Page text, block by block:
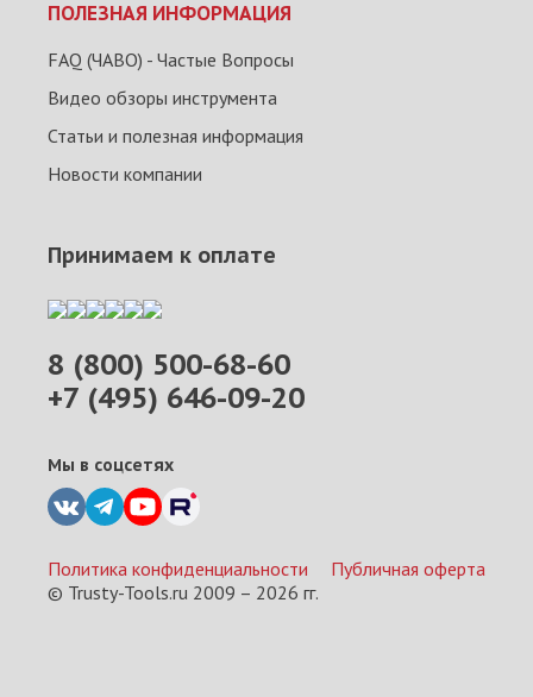
ПОЛЕЗНАЯ ИНФОРМАЦИЯ
FAQ (ЧАВО) - Частые Вопросы
Видео обзоры инструмента
Статьи и полезная информация
Новости компании
8 (800) 500-68-60
+7 (495) 646-09-20
Мы в соцсетях
Принимаем к оплате
Политика конфиденциальности
Публичная оферта
© Trusty-Tools.ru 2009 – 2026 гг.